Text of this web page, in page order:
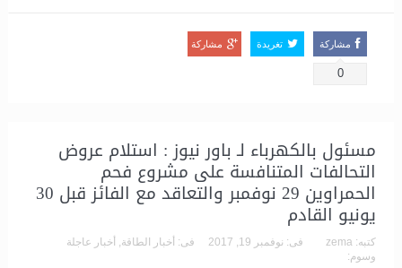
مشاركة
0
تغريدة مشاركة
مسئول بالكهرباء لـ باور نيوز : استلام عروض
التحالفات المتنافسة على مشروع فحم
الحمراوين 29 نوفمبر والتعاقد مع الفائز قبل 30
يونيو القادم
كتبه: zema فى: نوفمبر 19, 2017 فى: أخبار الطاقة, أخبار عاجلة
وسوم: